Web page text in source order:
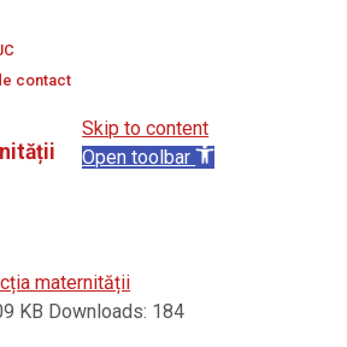
contact
maternității
KB Downloads: 184
Skip to content
Open toolbar